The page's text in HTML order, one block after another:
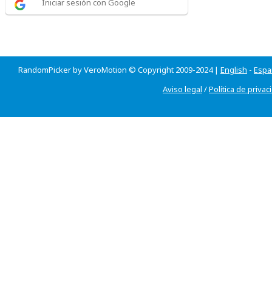
Iniciar sesión con Google
RandomPicker by VeroMotion © Copyright 2009-2024 | English -
Aviso legal /Política de